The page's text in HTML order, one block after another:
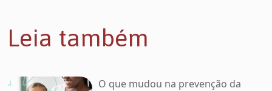
Leia também
O que mudou na prevenção da